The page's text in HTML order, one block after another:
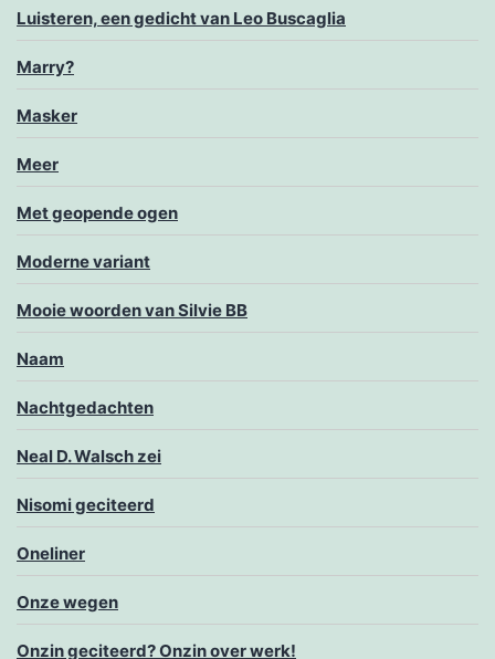
Luisteren, een gedicht van Leo Buscaglia
Marry?
Masker
Meer
Met geopende ogen
Moderne variant
Mooie woorden van Silvie BB
Naam
Nachtgedachten
Neal D. Walsch zei
Nisomi geciteerd
Oneliner
Onze wegen
Onzin geciteerd? Onzin over werk!